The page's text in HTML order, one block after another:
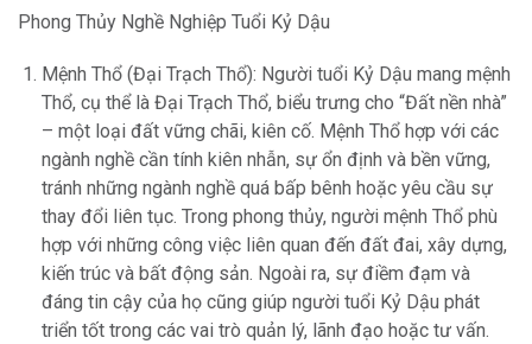
Phong Thủy Nghề Nghiệp Tuổi Kỷ Dậu
Mệnh Thổ (Đại Trạch Thổ): Người tuổi Kỷ Dậu mang mệnh
Thổ, cụ thể là Đại Trạch Thổ, biểu trưng cho “Đất nền nhà”
– một loại đất vững chãi, kiên cố. Mệnh Thổ hợp với các
ngành nghề cần tính kiên nhẫn, sự ổn định và bền vững,
tránh những ngành nghề quá bấp bênh hoặc yêu cầu sự
thay đổi liên tục. Trong phong thủy, người mệnh Thổ phù
hợp với những công việc liên quan đến đất đai, xây dựng,
kiến trúc và bất động sản. Ngoài ra, sự điềm đạm và
đáng tin cậy của họ cũng giúp người tuổi Kỷ Dậu phát
triển tốt trong các vai trò quản lý, lãnh đạo hoặc tư vấn.